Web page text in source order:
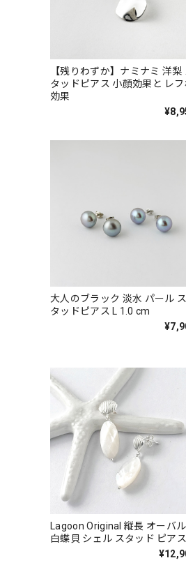
【残りわずか】ナミナミ 洋梨
タッドピアス 小顔効果と レ
効果
大人のブラック 淡水 パール ス
タッドピアス L 1.0 cm
Lagoon Original 縦長 オーバル
白蝶貝 シェル スタッド ピアス